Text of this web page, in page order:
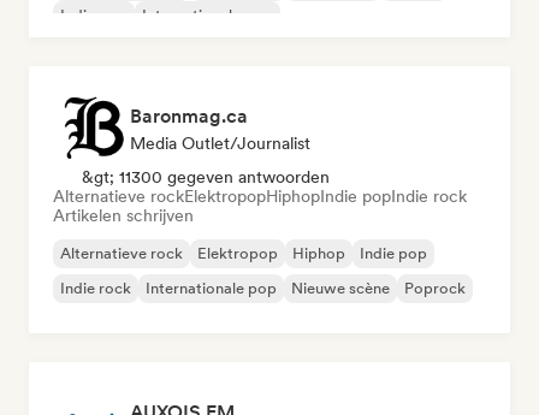
Indie pop
Internationale pop
Baronmag.ca
Media Outlet/Journalist
&gt; 11300 gegeven antwoorden
Alternatieve rockElektropopHiphopIndie popIndie rock
Artikelen schrijven
Alternatieve rock Elektropop Hiphop
Indie pop
Indie rock
Internationale pop Nieuwe scène Poprock